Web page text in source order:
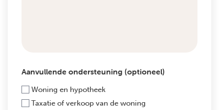
Aanvullende ondersteuning (optioneel)
Woning en hypotheek
Taxatie of verkoop van de woning